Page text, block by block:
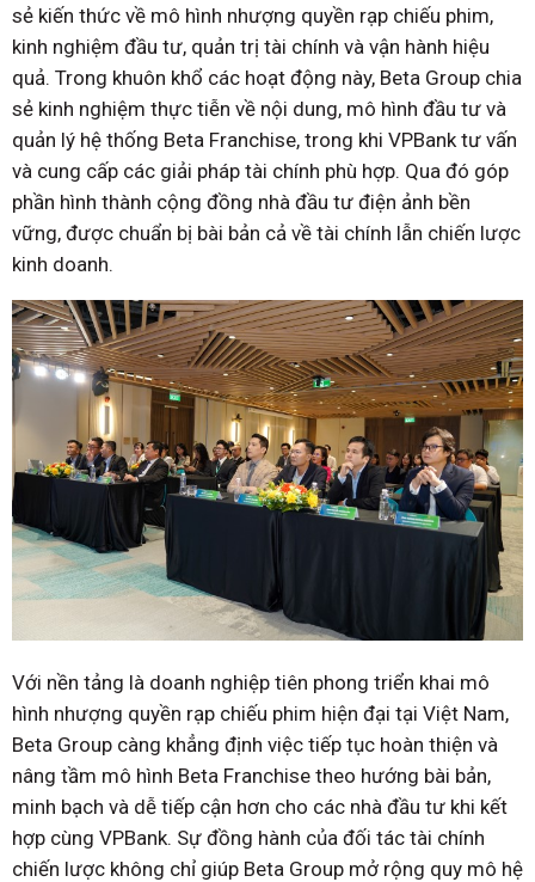
sẻ kiến thức về mô hình nhượng quyền rạp chiếu phim,
kinh nghiệm đầu tư, quản trị tài chính và vận hành hiệu
quả. Trong khuôn khổ các hoạt động này, Beta Group chia
sẻ kinh nghiệm thực tiễn về nội dung, mô hình đầu tư và
quản lý hệ thống Beta Franchise, trong khi VPBank tư vấn
và cung cấp các giải pháp tài chính phù hợp. Qua đó góp
phần hình thành cộng đồng nhà đầu tư điện ảnh bền
vững, được chuẩn bị bài bản cả về tài chính lẫn chiến lược
kinh doanh.
Với nền tảng là doanh nghiệp tiên phong triển khai mô
hình nhượng quyền rạp chiếu phim hiện đại tại Việt Nam,
Beta Group càng khẳng định việc tiếp tục hoàn thiện và
nâng tầm mô hình Beta Franchise theo hướng bài bản,
minh bạch và dễ tiếp cận hơn cho các nhà đầu tư khi kết
hợp cùng VPBank. Sự đồng hành của đối tác tài chính
chiến lược không chỉ giúp Beta Group mở rộng quy mô hệ